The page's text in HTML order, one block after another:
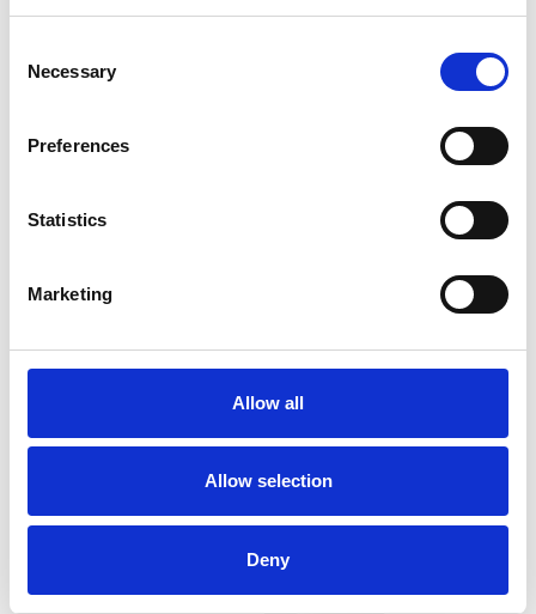
Selection
Necessary
Preferences
Statistics
Marketing
Allow all
Allow selection
Deny
+3